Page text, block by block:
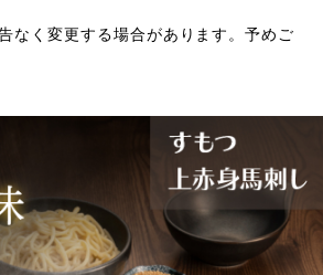
なく変更する場合があります。予めご